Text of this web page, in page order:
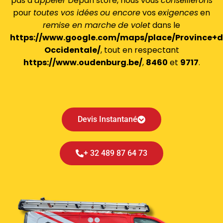
pour toutes vos idéesou encorevosexigencesen
remise en marchede voletdans le
https://www.google.com/maps/place/
Occidentale/, tout en respectant
https://www.oudenburg.be/, 8460 et 9717.
Devis Instantané
+ 32 489 87 64 73